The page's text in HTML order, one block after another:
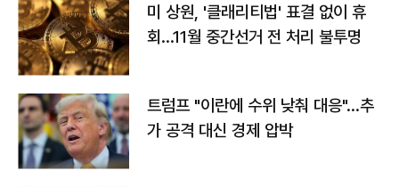
미 상원, '클래리티법' 표결 없이 휴
회…11월 중간선거 전 처리 불투명
트럼프 "이란에 수위 낮춰 대응"…추
가 공격 대신 경제 압박